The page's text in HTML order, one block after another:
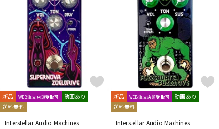
ドラム パーカッション
キーボード 電子ピアノ
管楽器 その他楽器
アンプ エフェクター
新品 WEB注文店頭受取可
動画あり
送料無料
Interstellar Audio Machines
新品 WEB注文店頭受取可
動画あり
送料無料
Interstellar Audio Machines